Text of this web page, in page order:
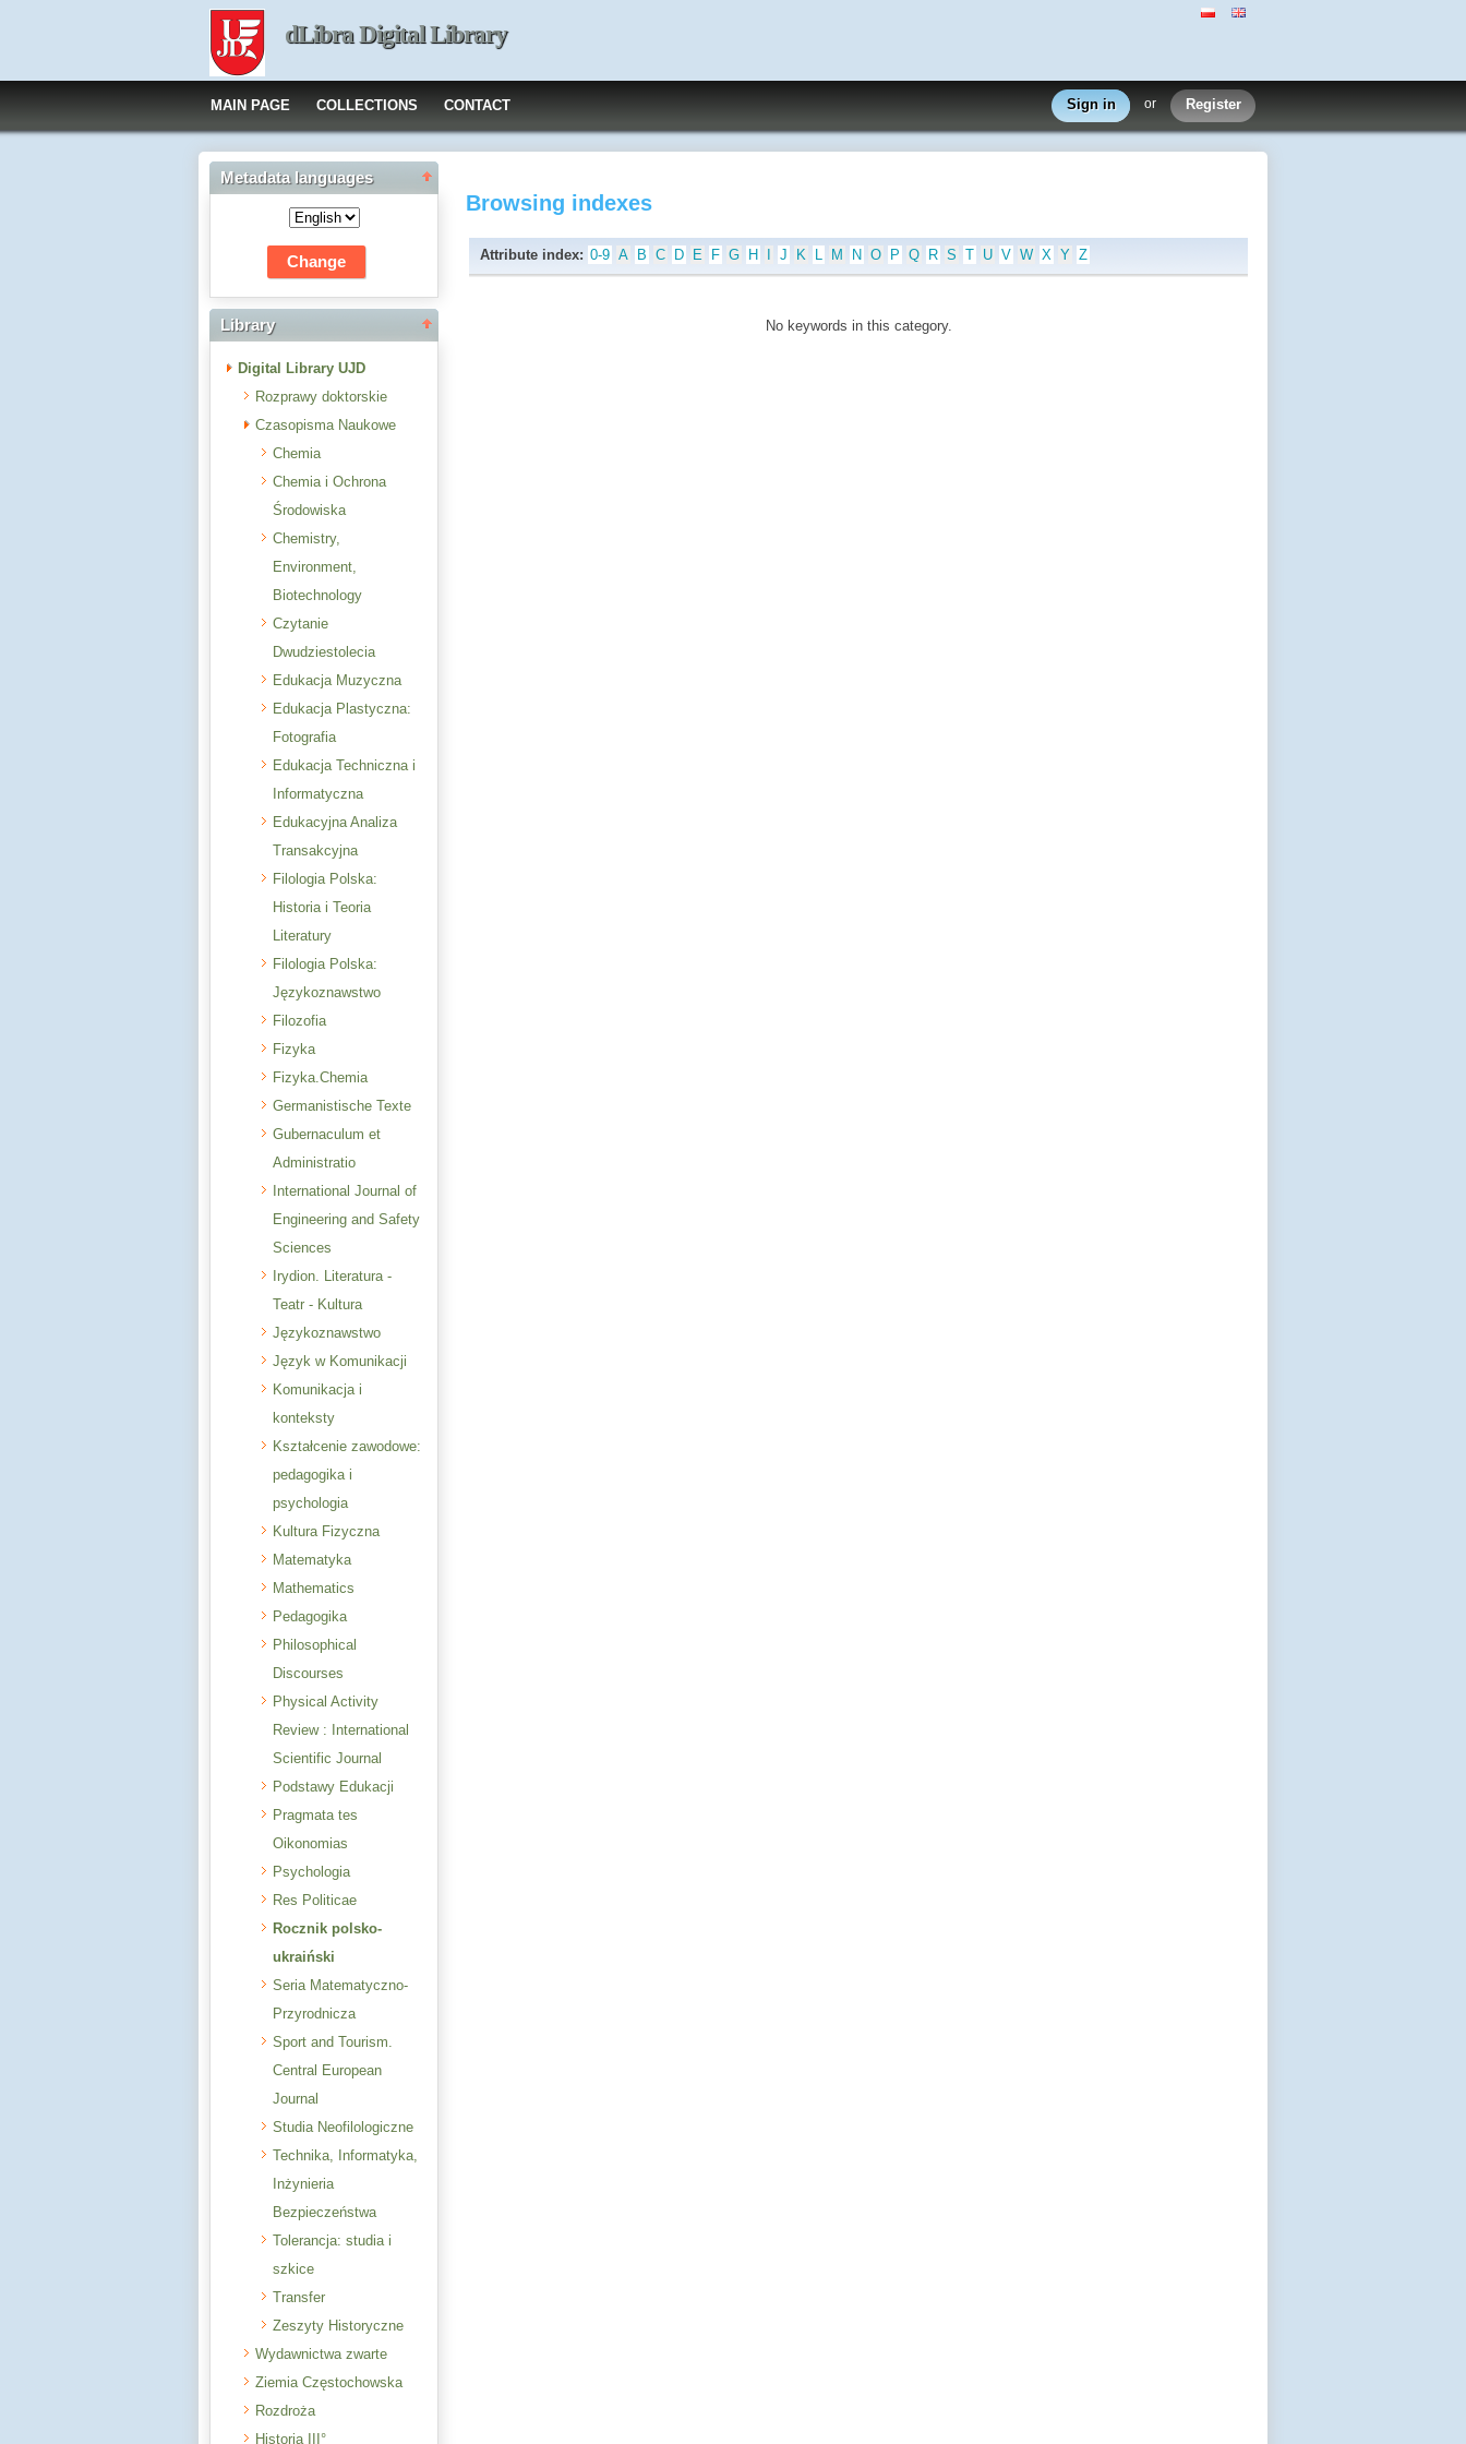
dLibra Digital Library
MAIN PAGE COLLECTIONS CONTACT Sign in or Register
Metadata languages
Library
Digital Library UJD
Rozprawy doktorskie
Czasopisma Naukowe
Chemia
Chemia i Ochrona
Środowiska
Chemistry,
Environment,
Biotechnology
Czytanie
Dwudziestolecia
Edukacja Muzyczna
Edukacja Plastyczna:
Fotografia
Edukacja Techniczna i
Informatyczna
Edukacyjna Analiza
Transakcyjna
Filologia Polska:
Historia i Teoria
Literatury
Filologia Polska:
Językoznawstwo
Filozofia
Fizyka
Fizyka.Chemia
Germanistische Texte
Gubernaculum et
Administratio
International Journal of
Engineering and Safety
Sciences
Irydion. Literatura -
Teatr - Kultura
Językoznawstwo
Język w Komunikacji
Komunikacja i
konteksty
Kształcenie zawodowe:
pedagogika i
psychologia
Kultura Fizyczna
Matematyka
Mathematics
Pedagogika
Philosophical
Discourses
Physical Activity
Review : International
Scientific Journal
Podstawy Edukacji
Pragmata tes
Oikonomias
Psychologia
Res Politicae
Rocznik polsko-
ukraiński
Seria Matematyczno-
Przyrodnicza
Sport and Tourism.
Central European
Journal
Studia Neofilologiczne
Technika, Informatyka,
Inżynieria
Bezpieczeństwa
Tolerancja: studia i
szkice
Transfer
Zeszyty Historyczne
Wydawnictwa zwarte
Ziemia Częstochowska
Rozdroża
Historia III°
Browsing indexes
Attribute index: 0-9 A B C D E F G H J K L M N O P Q R S T U V W X Y Z
No keywords in this category.